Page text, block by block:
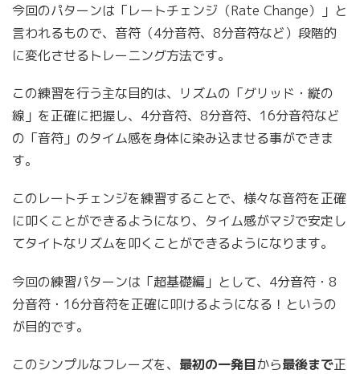
今回のパターンは「レートチェンジ（Rate Change）」と
言われるもので、音符（4分音符、8分音符など）段階的
に変化させるトレーニング方法です。
この練習を行う主な目的は、リズムの「グリッド・縦の
線」を正確に把握し、4分音符、8分音符、16分音符など
の「音符」のタイム感を身体に染み込ませる事ができま
す。
このレートチェンジを練習することで、様々な音符を正確
に叩くことができるようになり、タイム感がマジで安定し
てタイトなリズムを叩くことができるようになります。
今回の練習パターンは「超基礎編」として、4分音符・8
分音符・16分音符を正確に叩けるようになる！というの
が目的です。
このシンプルなフレーズを、 最初の一発目から最後まで正